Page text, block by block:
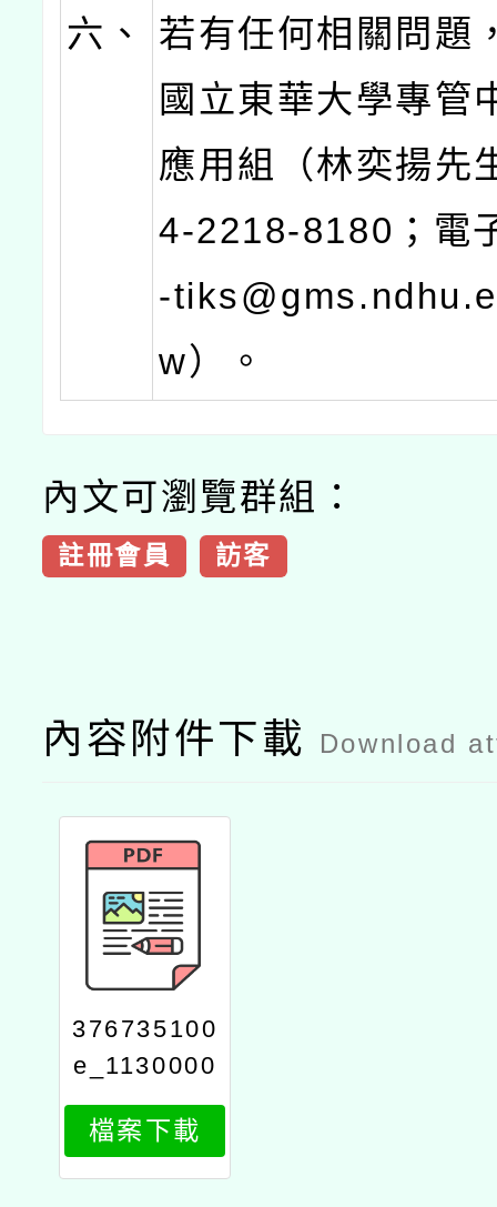
六、
若有任何相關問題
國立東華大學專管
應用組（林奕揚先
4-2218-8180；電
-
w）。
內文可瀏覽群組：
註冊會員 訪客
內容附件下載 Download
376735100
e_1130000
298_attach
1
檔案下載